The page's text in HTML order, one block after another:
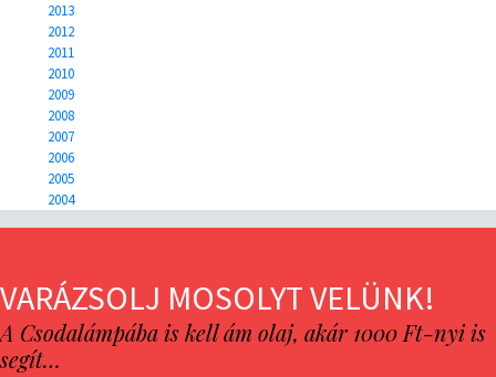
2013
2012
2011
2010
2009
2008
2007
2006
2005
2004
VARÁZSOLJ MOSOLYT VELÜNK!
A Csodalámpába is kell ám olaj, akár 1000 Ft-nyi is
segít…